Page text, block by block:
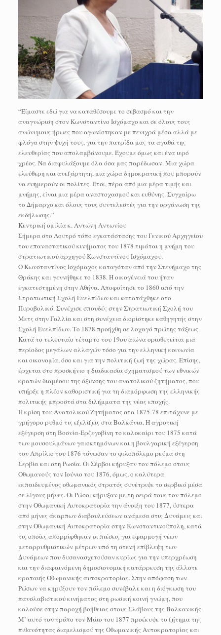
“Είμαστε εδώ για να καταθέσουμε το σεβασμό και την
αναγνώριση στον Κωνσταντίνο Ισχόμαχο και σε όλους τους
ανώνυμους ήρωες που αγωνίστηκαν με πενιχρά μέσα αλλά με
φλόγα στην ψυχή τους, για την πατρίδα μας τα αγαθά της
ελευθερίας που απολαμβάνουμε. Έχουμε όμως και ένα ιερό
χρέος. Να διαφυλάξουμε όλα όσα μας παρέδωσαν. Μια χώρα
ελεύθερη και ανεξάρτητη, μια χώρα δημοκρατική που μπορούν
να ευημερούν οι πολίτες. Έτσι, πέρα από μια μέρα τιμής και
μνήμης, είναι μια μέρα αναστοχασμού και ευθύνης. Συγχαίρω
το Δήμαρχο και όλους τους συντελεστές για την οργάνωση της
εκδήλωσης.”
Κεντρική ομιλία κ. Αντώνη Αντωνίου
Σήμερα στο Λουτρό τόπο εγκατάστασης του Γενικού Αρχηγείου
του επαναστατικού κινήματος του 1878 τιμάται η μνήμη του
στρατιωτικού αρχηγού Κωνσταντίνου Ισχόμαχου.
Ο Κωνσταντίνος Ισχόμαχος καταγόταν από την Στενήμαχο της
Θράκης και γεννήθηκε το 1838. Η οικογένειά του ήταν
εγκατεστημένη στην Αθήνα. Αποφοίτησε το 1860 από την
Στρατιωτική Σχολή Ευελπίδων και κατατάχθηκε στο
Πυροβολικό. Συνέχισε σπουδές στην Στρατιωτική Σχολή του
Μετς στην Γαλλία και στη συνέχεια διορίστηκε καθηγητής στην
Σχολή Ευελπίδων. Το 1878 προήχθη σε λοχαγό πρώτης τάξεως.
Κατά το τελευταίο τέταρτο του 19ου αιώνα οριοθετείται μια
περίοδος μεγάλων αλλαγών τόσο για την ελληνική κοινωνία
και οικονομία, όσο και για την πολιτική ζωή της χώρας. Επίσης,
έρχεται στο προσκήνιο η διαδικασία σχηματισμού των εθνικών
κρατών διαμέσου της όξυνσης του ανατολικού ζητήματος, που
υπήρξε η πλέον καθοριστική για τη διαμόρφωση της ελληνικής
πολιτικής μπροστά στα διλήμματα της νέας εποχής.
Η κρίση του Ανατολικού Ζητήματος στα 1875-78 επιτάχυνε με
γρήγορο ρυθμό τις εξελίξεις στα Βαλκάνια. Η αγροτική
εξέγερση στη Βοσνία-Ερζεγοβίνη το καλοκαίρι του 1875 κατά
των μουσουλμάνων γαιοκτημόνων και η βουλγαρική εξέγερση
τον Απρίλιο του 1876 τόνωσαν το φιλοπόλεμο ρεύμα στη
Σερβία και στη Ρωσία. Οι Σέρβοι κήρυξαν τον πόλεμο στους
Οθωμανούς τον Ιούνιο του 1876, όμως, ο καλύτερα
εκπαιδευμένος οθωμανικός στρατός συνέτριψε το σερβικό μέσα
σε λίγους μήνες. Οι Ρώσοι κήρυξαν με τη σειρά τους τον πόλεμο
στην Οθωμανική Αυτοκρατορία την άνοιξη του 1877, ύστερα
από μήνες άκαρπων διαβουλεύσεων ανάμεσα στις Δυνάμεις και
στην Οθωμανική Αυτοκρατορία στην Κωνσταντινούπολη, κατά
τις οποίες απορρίφθηκαν οι πιέσεις για εφαρμογή νέων
μεταρρυθμιστικών μέτρων υπό τη στενή επίβλεψη των
Δυνάμεων που δυσανασχετούσαν κυρίως για την υπερχρέωση
και την διαφαινόμενη δημοσιονομική κατάρρευση της άλλοτε
κραταιής Οθωμανικής αυτοκρατορίας. Στην απόφαση των
Ρώσων να κηρύξουν τον πόλεμο συνέβαλε και η διόγκωση του
πανσλαβιστικού κινήματος στη ρωσική κοινή γνώμη, που
καλούσε στην παροχή βοήθειας στους Σλάβους της Βαλκανικής.
Μ’ αυτό τον τρόπο τον Μάιο του 1877 προέκυψε το ζήτημα της
πιθανότητας διαμελισμού της Οθωμανικής Αυτοκρατορίας και